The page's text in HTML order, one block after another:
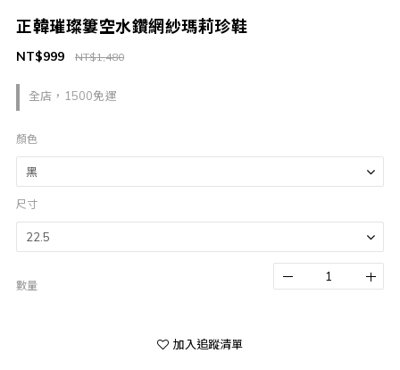
正韓璀璨簍空水鑽網紗瑪莉珍鞋
全店，1500免運
NT$1,480
NT$999
顏色
尺寸
數量
加入追蹤清單